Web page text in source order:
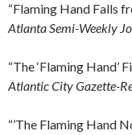
“Flaming Hand Falls
Atlanta Semi-Weekly
“The ‘Flaming Hand’
Atlantic City Gazette-
“’The Flaming Hand